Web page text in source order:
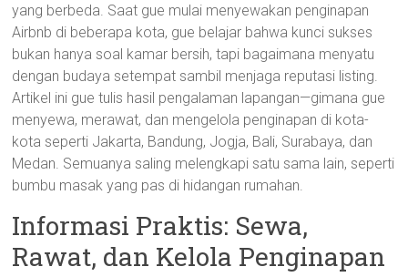
yang berbeda. Saat gue mulai menyewakan penginapan
Airbnb di beberapa kota, gue belajar bahwa kunci sukses
bukan hanya soal kamar bersih, tapi bagaimana menyatu
dengan budaya setempat sambil menjaga reputasi listing.
Artikel ini gue tulis hasil pengalaman lapangan—gimana gue
menyewa, merawat, dan mengelola penginapan di kota-
kota seperti Jakarta, Bandung, Jogja, Bali, Surabaya, dan
Medan. Semuanya saling melengkapi satu sama lain, seperti
bumbu masak yang pas di hidangan rumahan.
Informasi Praktis: Sewa,
Rawat, dan Kelola Penginapan